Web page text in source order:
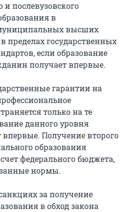
послевузовского
в
высших
пределах государственных
если образование
получает впервые.
гарантии на
только на те
данного уровня
Получение второго
образования
счет федерального бюджета,
нормы.
за получение
в обход закона